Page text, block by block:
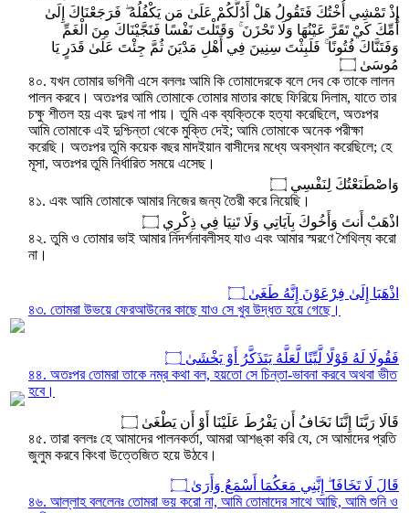
إِذْ تَمْشِي أُخْتُكَ فَتَقُولُ هَلْ أَدُلُّكُمْ عَلَىٰ مَن يَكْفُلُهُ ۖ فَرَجَعْنَاكَ إِلَىٰ
أُمِّكَ كَيْ تَقَرَّ عَيْنُهَا وَلَا تَحْزَنَ ۚ وَقَتَلْتَ نَفْسًا فَنَجَّيْنَاكَ مِنَ الْغَمِّ
وَفَتَنَّاكَ فُتُونًا ۚ فَلَبِثْتَ سِنِينَ فِي أَهْلِ مَدْيَنَ ثُمَّ جِئْتَ عَلَىٰ قَدَرٍ يَا
مُوسَىٰ ۝
৪০. যখন তোমার ভগিনী এসে বললঃ আমি কি তোমাদেরকে বলে দেব কে তাকে লালন
পালন করবে। অতঃপর আমি তোমাকে তোমার মাতার কাছে ফিরিয়ে দিলাম, যাতে তার
চক্ষু শীতল হয় এবং দুঃখ না পায়। তুমি এক ব্যক্তিকে হত্যা করেছিলে, অতঃপর
আমি তোমাকে এই দুশ্চিন্তা থেকে মুক্তি দেই; আমি তোমাকে অনেক পরীক্ষা
করেছি। অতঃপর তুমি কয়েক বছর মাদইয়ান বাসীদের মধ্যে অবস্থান করেছিলে; হে
মূসা, অতঃপর তুমি নির্ধারিত সময়ে এসেছ।
وَاصْطَنَعْتُكَ لِنَفْسِي ۝
৪১. এবং আমি তোমাকে আমার নিজের জন্য তৈরী করে নিয়েছি।
اذْهَبْ أَنتَ وَأَخُوكَ بِآيَاتِي وَلَا تَنِيَا فِي ذِكْرِي ۝
৪২. তুমি ও তোমার ভাই আমার নিদর্শনাবলীসহ যাও এবং আমার স্মরণে শৈথিল্য করো
না।
اذْهَبَا إِلَىٰ فِرْعَوْنَ إِنَّهُ طَغَىٰ ۝
৪৩. তোমরা উভয়ে ফেরআউনের কাছে যাও সে খুব উদ্ধত হয়ে গেছে।
فَقُولَا لَهُ قَوْلًا لَّيِّنًا لَّعَلَّهُ يَتَذَكَّرُ أَوْ يَخْشَىٰ ۝
৪৪. অতঃপর তোমরা তাকে নম্র কথা বল, হয়তো সে চিন্তা-ভাবনা করবে অথবা ভীত
হবে।
قَالَا رَبَّنَا إِنَّنَا نَخَافُ أَن يَفْرُطَ عَلَيْنَا أَوْ أَن يَطْغَىٰ ۝
৪৫. তারা বললঃ হে আমাদের পালনকর্তা, আমরা আশঙ্কা করি যে, সে আমাদের প্রতি
জুলুম করবে কিংবা উত্তেজিত হয়ে উঠবে।
قَالَ لَا تَخَافَا ۖ إِنَّنِي مَعَكُمَا أَسْمَعُ وَأَرَىٰ ۝
৪৬. আল্লাহ বললেনঃ তোমরা ভয় করো না, আমি তোমাদের সাথে আছি, আমি শুনি ও